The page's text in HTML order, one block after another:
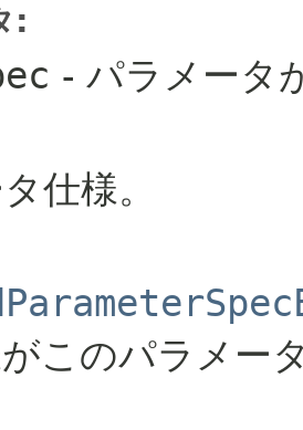
:
- パラメータ
仕様。
このパラメー